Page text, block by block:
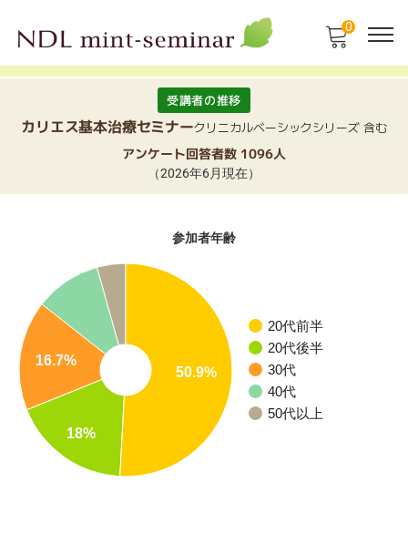
0
受講者の推移
カリエス基本治療セミナークリニカルベーシックシリーズ 含む
アンケート回答者数 1096人
（2026年6月現在）
参加者年齢
20代前半
20代後半
30代
40代
50代以上
16.7%
18%
50.9%